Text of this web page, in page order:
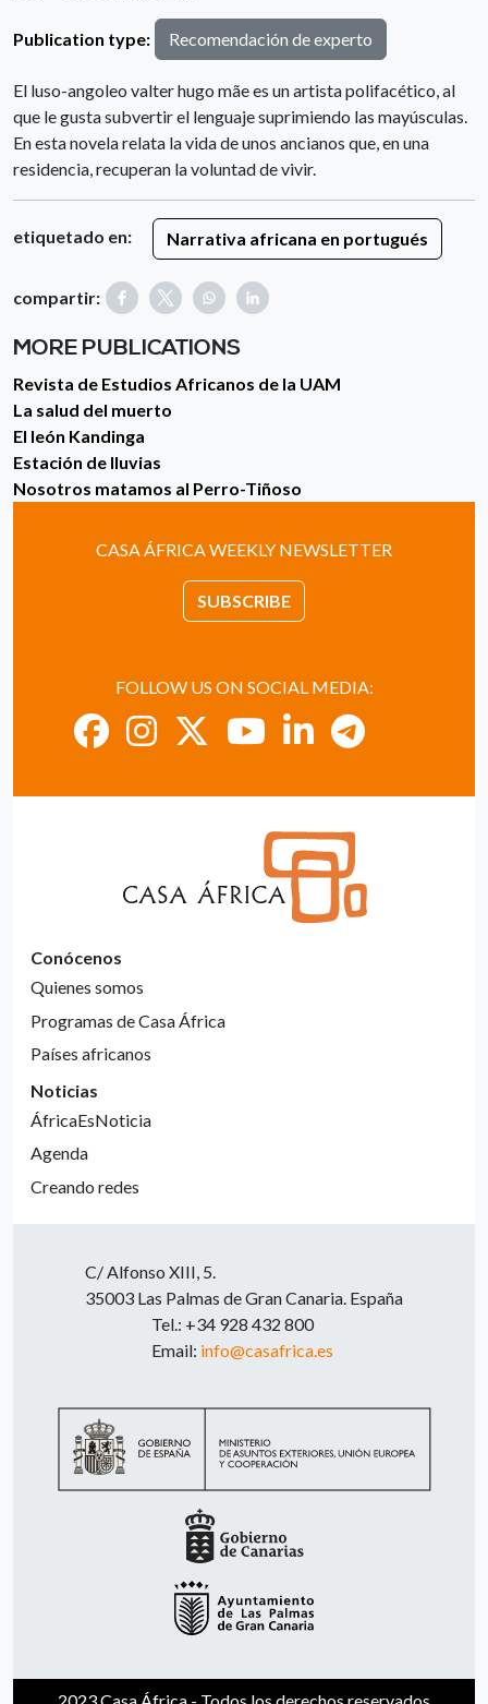
Publication type: Recomendación de experto
El luso-angoleo valter hugo mãe es un artista polifacético, al
que le gusta subvertir el lenguaje suprimiendo las mayúsculas.
En esta novela relata la vida de unos ancianos que, en una
residencia, recuperan la voluntad de vivir.
etiquetado en: Narrativa africana en portugués
compartir:
MORE PUBLICATIONS
Revista de Estudios Africanos de la UAM
La salud del muerto
El león Kandinga
Estación de lluvias
Nosotros matamos al Perro-Tiñoso
CASA ÁFRICA WEEKLY NEWSLETTER
SUBSCRIBE
FOLLOW US ON SOCIAL MEDIA:
Conócenos
Quienes somos
Programas de Casa África
Países africanos
Noticias
ÁfricaEsNoticia
Agenda
Creando redes
C/ Alfonso XIII, 5.
35003 Las Palmas de Gran Canaria. España
Tel.: +34 928 432 800
Email: info@casafrica.es